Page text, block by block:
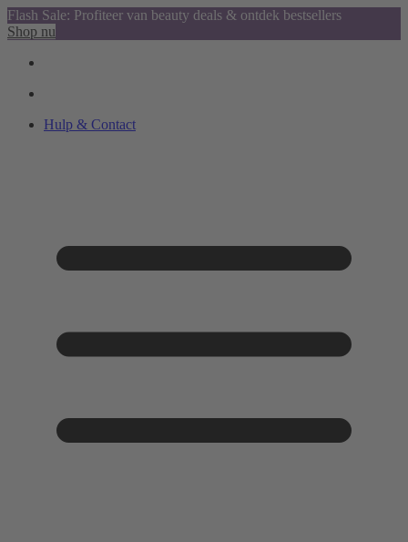
Flash Sale: Profiteer van beauty deals & ontdek bestsellers
Shop nu
Hulp & Contact